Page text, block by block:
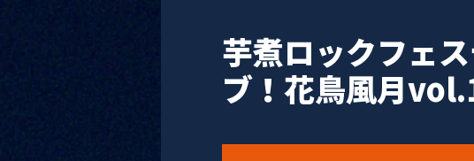
芋煮ロックフェ
ブ！花鳥風月